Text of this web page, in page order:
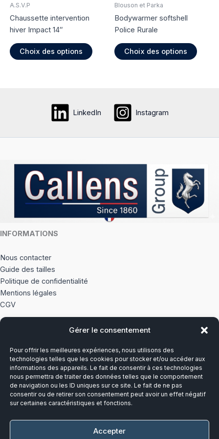
Gérer le consentement
Pour offrir les meilleures expériences, nous utilisons des
technologies telles que les cookies pour stocker et/ou accéder aux
informations des appareils. Le fait de consentir à ces technologies
nous permettra de traiter des données telles que le comportement
de navigation ou les ID uniques sur ce site. Le fait de ne pas
consentir ou de retirer son consentement peut avoir un effet négatif
sur certaines caractéristiques et fonctions.
Accepter
produit
A.S.V.P
Chaussette intervention
hiver Impact 14″
Choix des options
produit
options
être
sur
page
du
produit
Blouson et Parka
Bodywarmer softshell
Police Rurale
Choix des options
être
page
du
LinkedIn Instagram
INFORMATIONS
Nous contacter
Guide des tailles
Politique de confidentialité
Mentions légales
CGV
Notre histoire
Du lundi au vendredi
8h00-12h30 et 13h30-17h00
Téléphone :03 20 28 14 14